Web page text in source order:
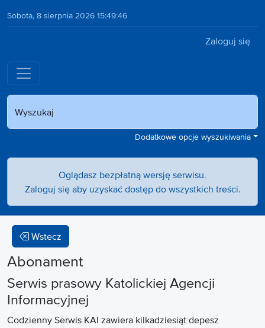
Sobota, 8 sierpnia 2026 15:49:46
Zaloguj się
Wyszukaj
Dodatkowe opcje wyszukiwania
Oglądasz bezpłatną wersję serwisu.
Zaloguj się aby uzyskać dostęp do wszystkich treści.
Wstecz
Abonament
Serwis prasowy Katolickiej Agencji
Informacyjnej
Codzienny Serwis KAI zawiera kilkadziesiąt depesz